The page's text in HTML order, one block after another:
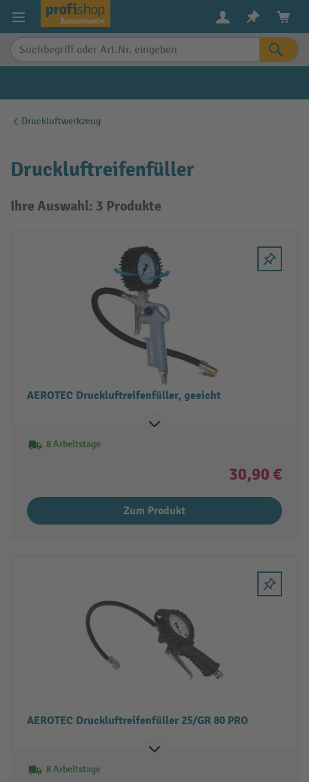
springen
Druckluftwerkzeug
Druckluftreifenfüller
Ihre Auswahl: 3 Produkte
AEROTEC Druckluftreifenfüller, geeicht
8 Arbeitstage
30,90 €
Zum Produkt
AEROTEC Druckluftreifenfüller 25/GR 80 PRO
8 Arbeitstage